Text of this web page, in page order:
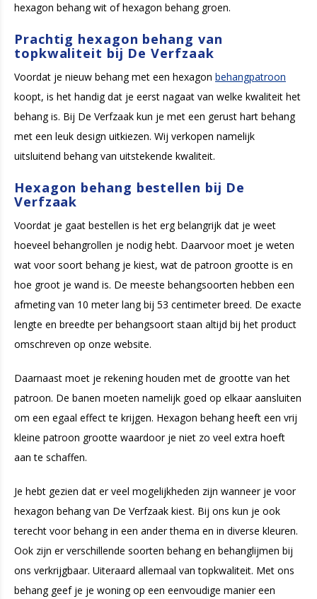
hexagon behang wit of hexagon behang groen.
Prachtig hexagon behang van
topkwaliteit bij De Verfzaak
Voordat je nieuw behang met een hexagon behangpatroon
koopt, is het handig dat je eerst nagaat van welke kwaliteit het
behang is. Bij De Verfzaak kun je met een gerust hart behang
met een leuk design uitkiezen. Wij verkopen namelijk
uitsluitend behang van uitstekende kwaliteit.
Hexagon behang bestellen bij De
Verfzaak
Voordat je gaat bestellen is het erg belangrijk dat je weet
hoeveel behangrollen je nodig hebt. Daarvoor moet je weten
wat voor soort behang je kiest, wat de patroon grootte is en
hoe groot je wand is. De meeste behangsoorten hebben een
afmeting van 10 meter lang bij 53 centimeter breed. De exacte
lengte en breedte per behangsoort staan altijd bij het product
omschreven op onze website.
Daarnaast moet je rekening houden met de grootte van het
patroon. De banen moeten namelijk goed op elkaar aansluiten
om een egaal effect te krijgen. Hexagon behang heeft een vrij
kleine patroon grootte waardoor je niet zo veel extra hoeft
aan te schaffen.
Je hebt gezien dat er veel mogelijkheden zijn wanneer je voor
hexagon behang van De Verfzaak kiest. Bij ons kun je ook
terecht voor behang in een ander thema en in diverse kleuren.
Ook zijn er verschillende soorten behang en behanglijmen bij
ons verkrijgbaar. Uiteraard allemaal van topkwaliteit. Met ons
behang geef je je woning op een eenvoudige manier een